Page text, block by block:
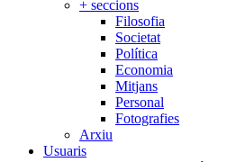
+ seccions
Filosofia
Societat
Política
Economia
Mitjans
Personal
Fotografies
Arxiu
Usuaris